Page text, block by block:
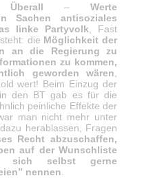
– Werte
Sachen antisoziales
linke Partyvolk
Fast
die Möglichkeit der
an die Regierung zu
zu kommen,
geworden wären
wert! Beim Einzug der
den BT gab es für die
peinliche Effekte der
man nicht mehr unter
herablassen, Fragen
Recht abzuschaffen,
auf der Wunschliste
sich selbst gerne
nennen